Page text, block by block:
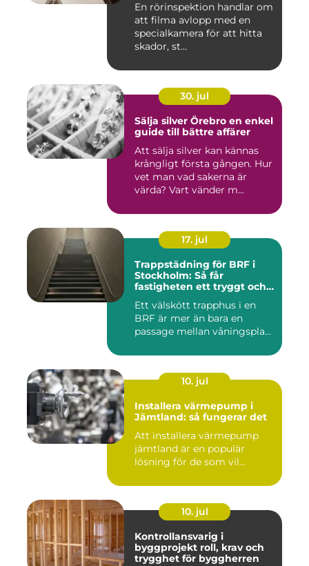
En rörinspektion handlar om
att filma avlopp med en
specialkamera för att hitta
skador, st...
30. jul
Sälja silver Örebro en enkel
guide till bättre affärer
Att sälja silver kan kännas
krångligt första gången. Hur
vet man vad sakerna är
värda? Vart vänder m...
17. jul
Trappstädning för BRF i
Stockholm: Så får
fastigheten ett tryggt och
Ett välskött trapphus i en
BRF är mer än bara en
passage mellan våningspla...
10. jul
Installera värmepump i
Jämtland: så fungerar det
Att installera värmepump
jämtland är en populär
lösning för de som vil...
10. jul
Kontrollansvarig i
byggprojekt roll, krav och
trygghet för byggherren